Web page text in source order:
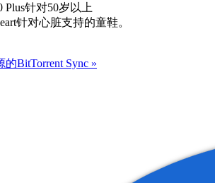
Plus针对50岁以上
针对心脏支持的童鞋。
BitTorrent Sync »